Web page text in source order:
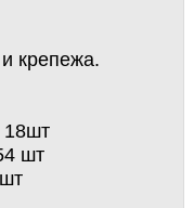
крепежа.
18шт
шт